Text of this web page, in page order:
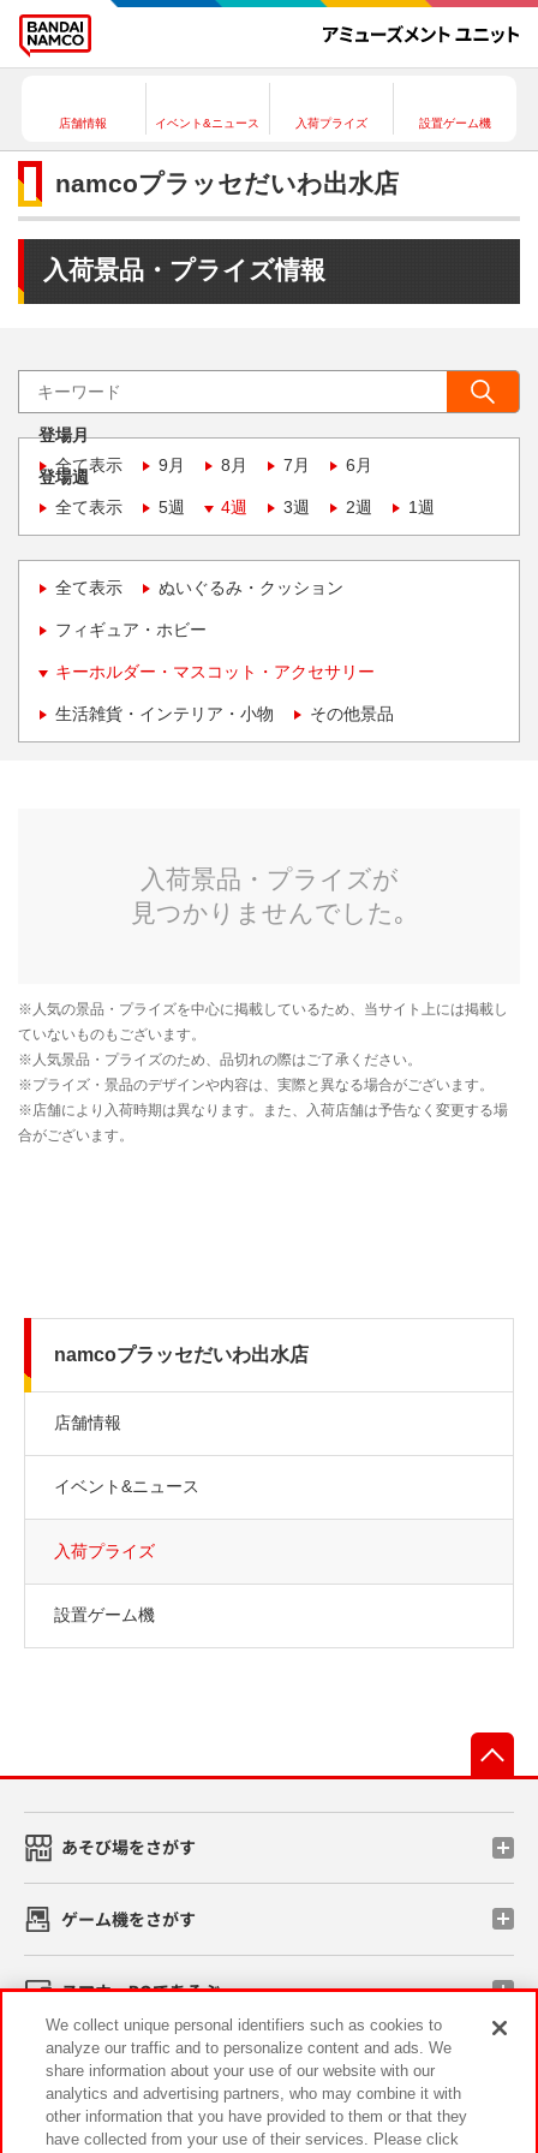
店舗情報 イベント&ニュース 入荷プライズ 設置ゲーム機
namcoプラッセだいわ出水店
入荷景品・プライズ情報
登場月
全て表示
9月 8月 7月 6月
登場週
全て表示
5週 4週 3週 2週 1週
全て表示 ぬいぐるみ・クッション
フィギュア・ホビー
キーホルダー・マスコット・アクセサリー
生活雑貨・インテリア・小物 その他景品
namcoプラッセだいわ出水店
店舗情報
イベント&ニュース
入荷プライズ
設置ゲーム機
あそび場をさがす
ゲーム機をさがす
スマホ・PCであそぶ
イベント・キャンペーン
We collect unique personal identifiers such as cookies to
analyze our traffic and to personalize content and ads. We
share information about your use of our website with our
analytics and advertising partners, who may combine it with
other information that you have provided to them or that they
have collected from your use of their services. Please click